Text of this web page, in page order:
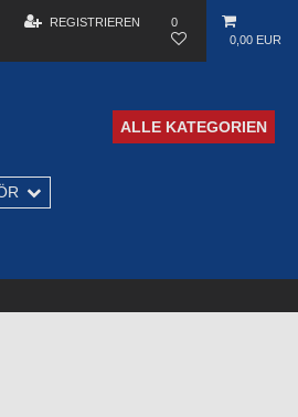
REGISTRIEREN
0
0,00 EUR
ALLE KATEGORIEN